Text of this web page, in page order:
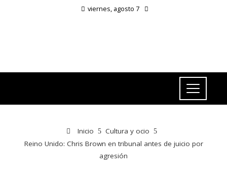
viernes, agosto 7
Inicio
Cultura y ocio
Reino Unido: Chris Brown en tribunal antes de juicio por
agresión